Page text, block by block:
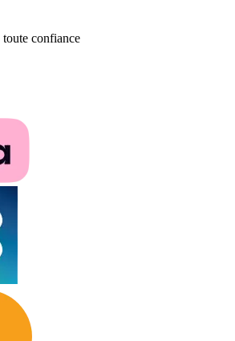
toute confiance